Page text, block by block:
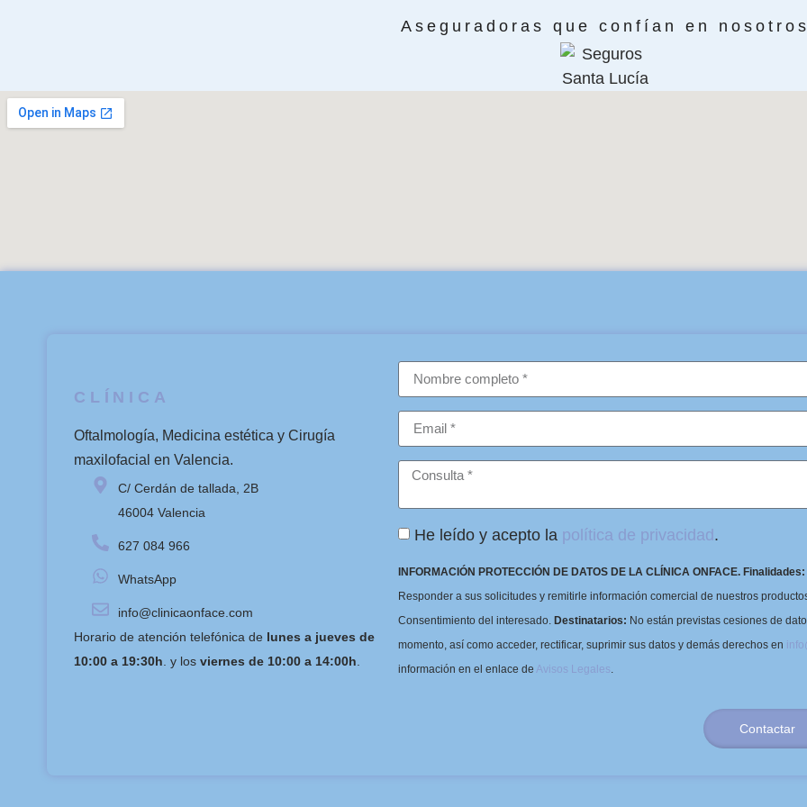
Aseguradoras que confían en
CLÍNICA
Oftalmología, Medicina estética y Cirugía
maxilofacial en Valencia.
C/ Cerdán de tallada, 2B
46004 Valencia
627 084 966
WhatsApp
info@clinicaonface.com
Horario de atención telefónica de lunes a jueves de
10:00 a 19:30h . y los viernes de 10:00 a 14:00h
He leído y acepto la política de privacidad.
INFORMACIÓN PROTECCIÓN DE DATOS DE LA CLÍNICA ONFACE. Finalidades:
Responder a sus solicitudes y remitirle información comercial de nuestros
Consentimiento del interesado. Destinatarios: No están previstas cesiones de
momento, así como acceder, rectificar, suprimir sus datos y demás derechos en
información en el enlace de Avisos Legales
Contactar